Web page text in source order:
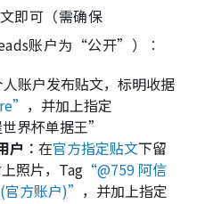
即可（需确保
账户为“公开”）︰
人账户发布贴文，标明收据
，并加上指定
界杯单据王”
︰ 在官方指定贴文下留
照片，Tag “@759 阿信
官方账户)” ，并加上指定